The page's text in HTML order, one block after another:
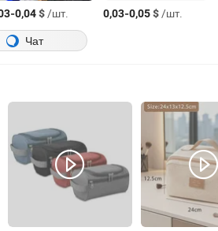
-0,04$/шт. 0,03-0,05$/шт.
Чат